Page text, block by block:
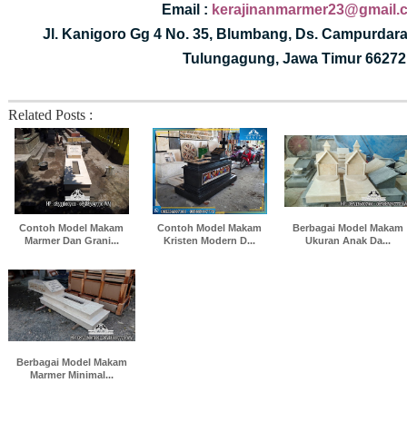
Email :
Jl. Kanigoro Gg 4 No. 35, Blumbang, Ds.
Tulungagung, Jawa Timur
Related Posts :
Contoh Model Makam
Marmer Dan Grani...
Contoh Model Makam
Kristen Modern D...
Berbagai Model Makam
Ukuran Anak Da...
Berbagai Model Makam
Marmer Minimal...